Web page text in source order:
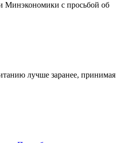
Минэкономики с просьбой об
лучше заранее, принимая